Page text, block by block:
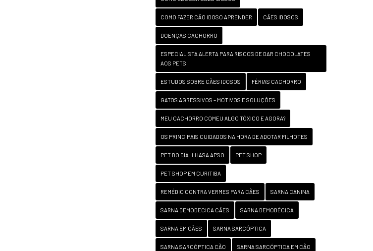
COMO FAZER CÃO IDOSO APRENDER CÃES IDOSOS
DOENÇAS CACHORRO
ESPECIALISTA ALERTA PARA RISCOS DE DAR CHOCOLATES
AOS PETS
ESTUDOS SOBRE CÃES IDOSOS FÉRIAS CACHORRO
GATOS AGRESSIVOS – MOTIVOS E SOLUÇÕES
MEU CACHORRO COMEU ALGO TÓXICO E AGORA?
OS PRINCIPAIS CUIDADOS NA HORA DE ADOTAR FILHOTES
PET DO DIA: LHASA APSO PET SHOP
PET SHOP EM CURITIBA
REMÉDIO CONTRA VERMES PARA CÃES SARNA CANINA
SARNA DEMODECICA CÃES SARNA DEMODÉCICA
SARNA EM CÃES SARNA SARCÓPTICA
SARNA SARCÓPTICA CÃO SARNA SARCÓPTICA EM CÃO